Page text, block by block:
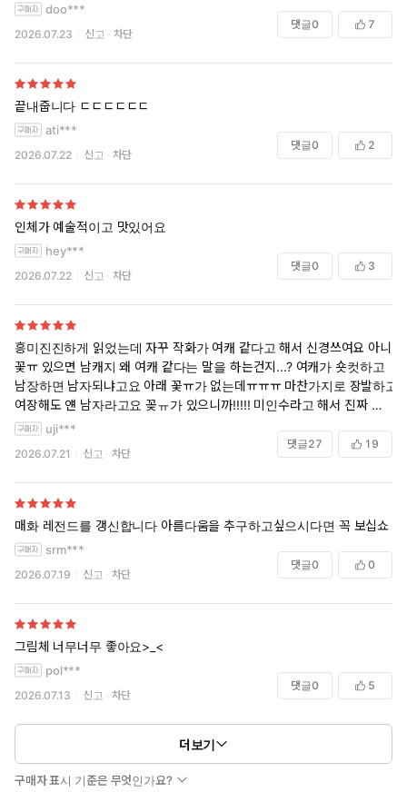
doo***
2026.07.23 신고 차단
댓글0 7
끝내줍니다 ㄷㄷㄷㄷㄷㄷ
ati***
2026.07.22 신고 차단
댓글0 2
인체가 예술적이고 맛있어요
hey***
2026.07.22 신고 차단
댓글0 3
흥미진진하게 읽었는데 자꾸 작화가 여캐 같다고 해서 신경쓰여요 아니
꽃ㅠ 있으면 남캐지 왜 여캐 같다는 말을 하는건지...? 여캐가 숏컷하고
남장하면 남자되냐고요 아래 꽃ㅠ가 없는데ㅠㅠㅠ 마찬가지로 장발하고
여장해도 얜 남자라고요 꽂ㅠ가 있으니까!!!!! 미인수라고 해서 진짜 미인
을 가져왔더니 여캐 같대 그래서 보편적인 여캐 속성을 빼면 미인이 아닌
것 같대 뭔 아수라백작을 원하시는 거냐고요 뜨거운 아이스아메리카노
열림교회 닫힘 같은 소리 하고 있어ㅠㅠㅠㅠㅠ 애초에 미인이 뭔지 걍 미
인슈탈트 붕괴 옴 당신이 골라잡은 미인수 악으로 깡으로 버티세요
uji***
2026.07.21 신고 차단
댓글27 19
매화 레전드를 갱신합니다 아름다움을 추구하고싶으시다면 꼭 보십쇼
srm***
2026.07.19 신고 차단
댓글0 0
그림체 너무너무 좋아요>_<
pol***
2026.07.13 신고 차단
댓글0 5
더보기
구매자 표시 기준은 무엇인가요?